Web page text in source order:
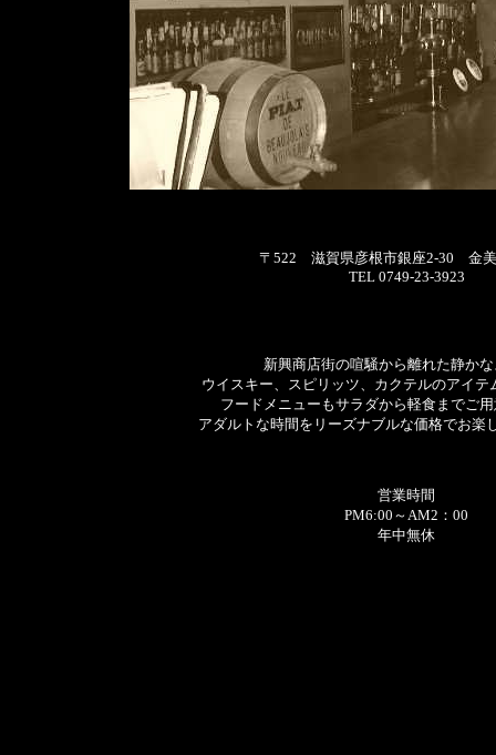
〒522 滋賀県彦根市銀座2-30 金美
TEL 0749-23-3923
新興商店街の喧騒から離れた静か
ウイスキー、スピリッツ、カクテルのアイテ
フードメニューもサラダから軽食までご
アダルトな時間をリーズナブルな価格でお楽
営業時間
PM6:00～AM2：00
年中無休